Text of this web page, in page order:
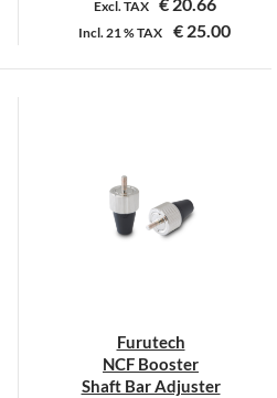
Excl. TAX
Incl.21 %TAX € 25.00
Dit
Deze
optie
de
productpagina
Furutech
NCF Booster
Shaft Bar Adjuster